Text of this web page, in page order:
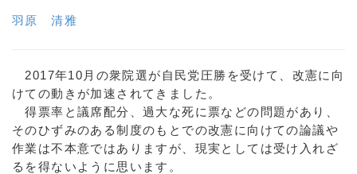
羽原 清雅
2017年10月の衆院選が自民党圧勝を受けて、改憲に向
けての動きが加速されてきました。
得票率と議席配分、過大な死に票などの問題があり、
そのひずみのある制度のもとでの改憲に向けての論議や
作業は不本意ではありますが、現実としては受け入れざ
るを得ないように思います。